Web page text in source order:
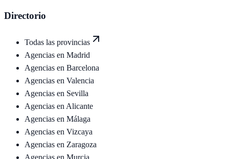
Directorio
Todas las provincias
Agencias en Madrid
Agencias en Barcelona
Agencias en Valencia
Agencias en Sevilla
Agencias en Alicante
Agencias en Málaga
Agencias en Vizcaya
Agencias en Zaragoza
Agencias en Murcia